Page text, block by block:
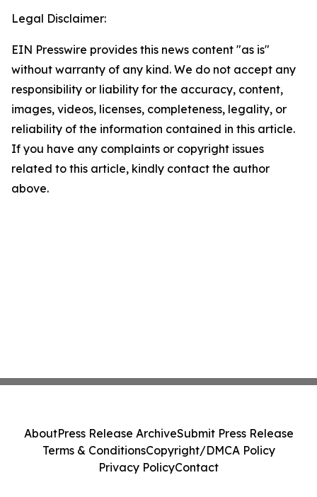
Legal Disclaimer:
EIN Presswire provides this news content "as is"
without warranty of any kind. We do not accept any
responsibility or liability for the accuracy, content,
images, videos, licenses, completeness, legality, or
reliability of the information contained in this article.
If you have any complaints or copyright issues
related to this article, kindly contact the author
above.
AboutPress Release ArchiveSubmit Press Release
Terms & ConditionsCopyright/DMCA Policy
Privacy PolicyContact